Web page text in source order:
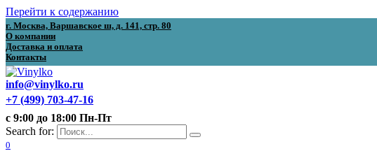
Перейти к содержанию
г. Москва, Варшавское ш, д. 141, стр. 80
О компании
Доставка и оплата
Контакты
info@vinylko.ru
+7 (499) 703-47-16
с 9:00 до 18:00 Пн-Пт
Search for:
0